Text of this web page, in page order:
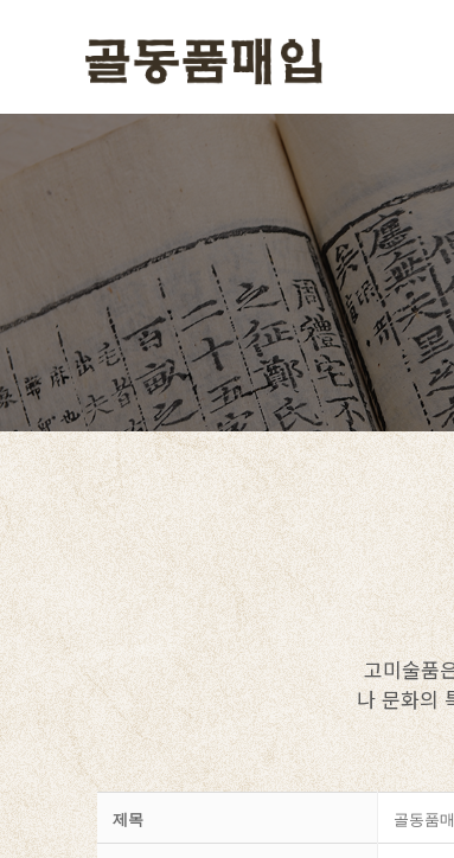
고미술품
나 문화의
제목 골동품